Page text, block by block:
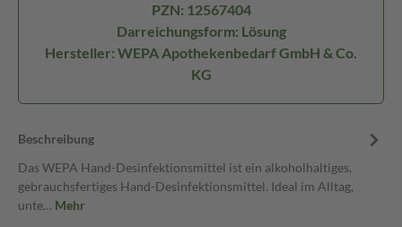
PZN: 12567404
Darreichungsform: Lösung
Hersteller: WEPA Apothekenbedarf GmbH & Co.
KG
Beschreibung
Das WEPA Hand-Desinfektionsmittel ist ein alkoholhaltiges,
gebrauchsfertiges Hand-Desinfektionsmittel. Ideal im Alltag,
unte… Mehr